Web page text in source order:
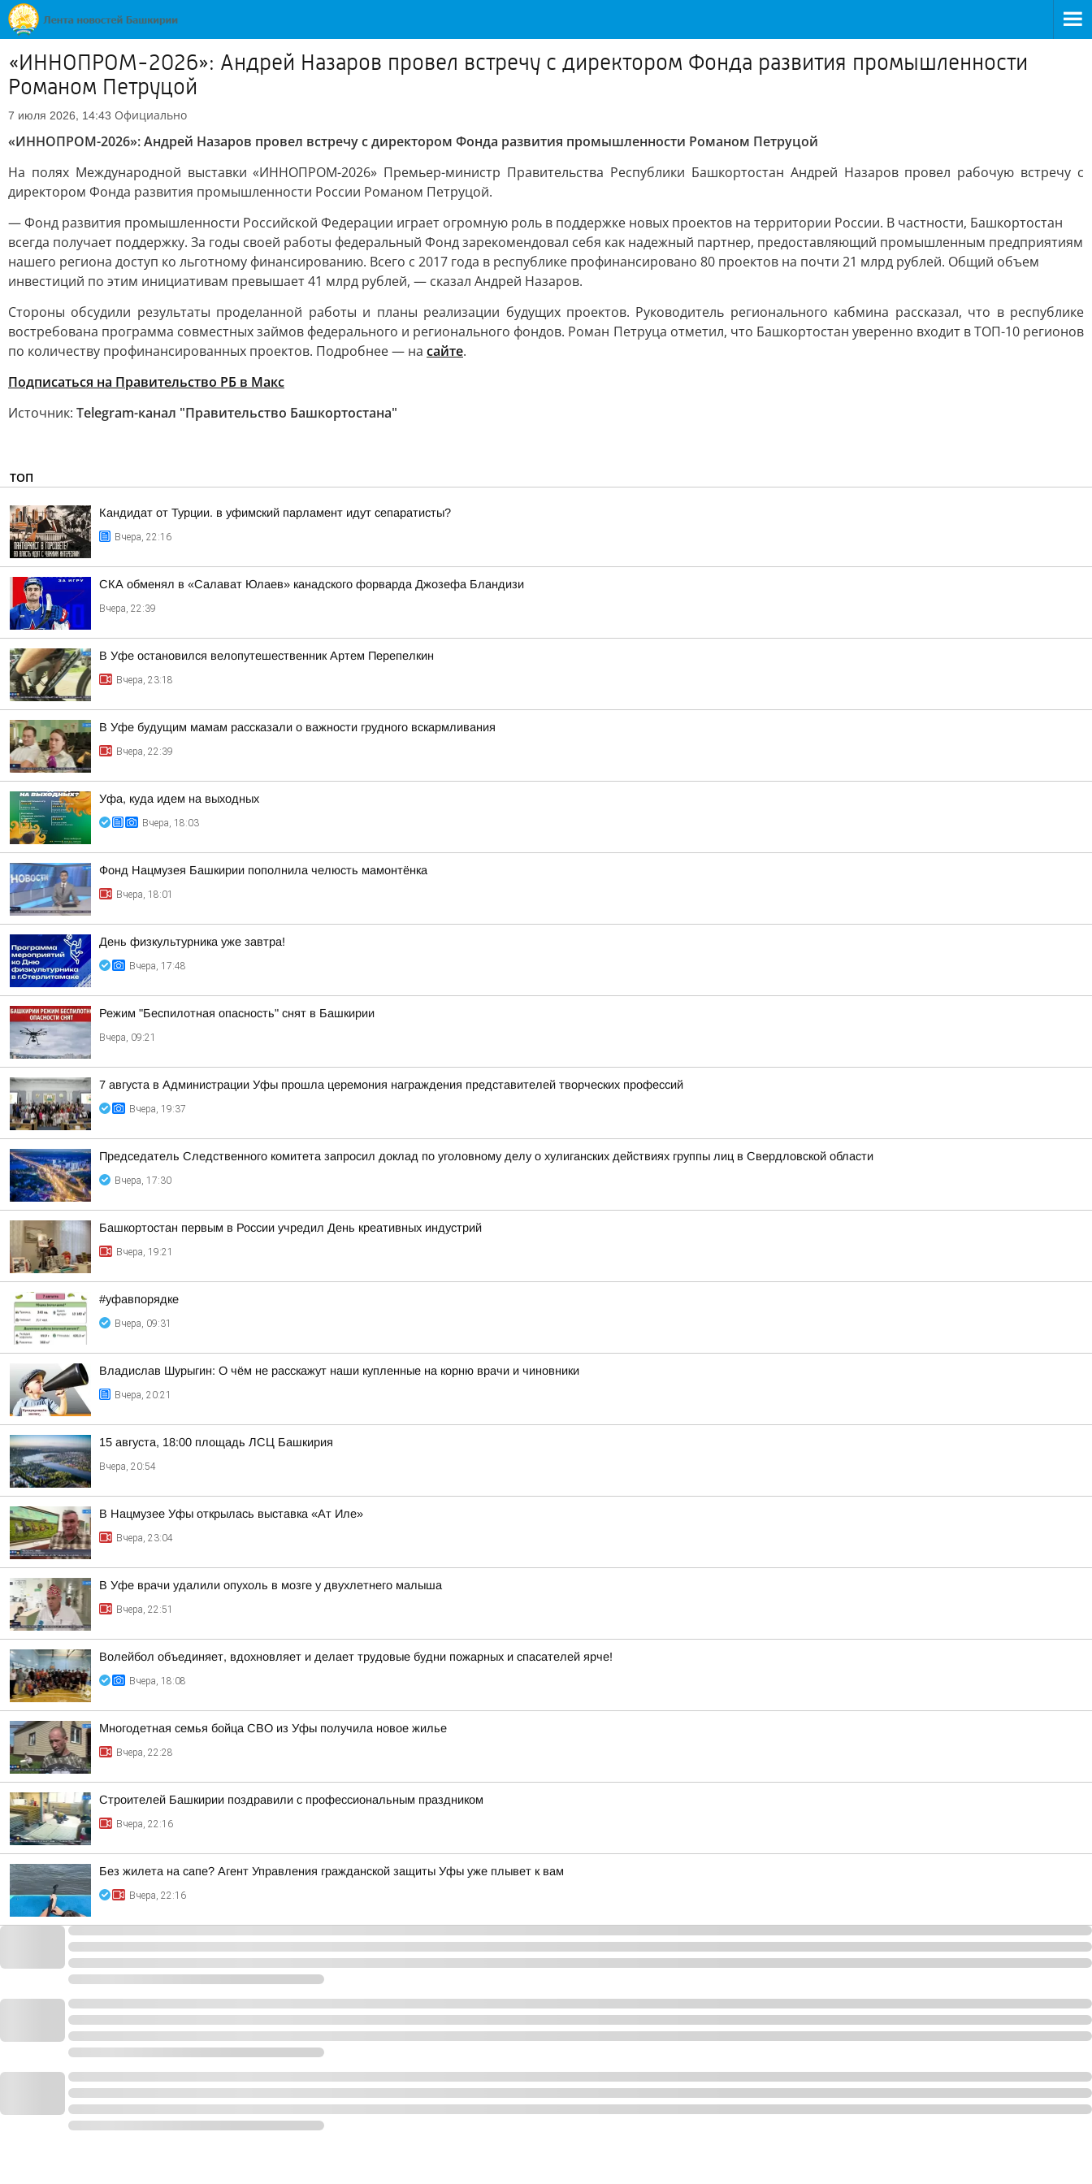
«ИННОПРОМ-2026»: Андрей Назаров провел встречу с директором Фонда развития промышленности
Романом Петруцой
7 июля 2026, 14:43 Официально
«ИННОПРОМ-2026»: Андрей Назаров провел встречу с директором Фонда развития промышленности Романом Петруцой
На полях Международной выставки «ИННОПРОМ-2026» Премьер-министр Правительства Республики Башкортостан Андрей Назаров провел рабочую встречу с
директором Фонда развития промышленности России Романом Петруцой.
— Фонд развития промышленности Российской Федерации играет огромную роль в поддержке новых проектов на территории России. В частности, Башкортостан
всегда получает поддержку. За годы своей работы федеральный Фонд зарекомендовал себя как надежный партнер, предоставляющий промышленным предприятиям
нашего региона доступ ко льготному финансированию. Всего с 2017 года в республике профинансировано 80 проектов на почти 21 млрд рублей. Общий объем
инвестиций по этим инициативам превышает 41 млрд рублей, — сказал Андрей Назаров.
Стороны обсудили результаты проделанной работы и планы реализации будущих проектов. Руководитель регионального кабмина рассказал, что в республике
востребована программа совместных займов федерального и регионального фондов. Роман Петруца отметил, что Башкортостан уверенно входит в ТОП-10 регионов
по количеству профинансированных проектов. Подробнее — на сайте.
Подписаться на Правительство РБ в Макс
Источник: Telegram-канал "Правительство Башкортостана"
ТОП
Кандидат от Турции. в уфимский парламент идут сепаратисты?
Вчера, 22:16
СКА обменял в «Салават Юлаев» канадского форварда Джозефа Бландизи
Вчера, 22:39
В Уфе остановился велопутешественник Артем Перепелкин
Вчера, 23:18
В Уфе будущим мамам рассказали о важности грудного вскармливания
Вчера, 22:39
Уфа, куда идем на выходных
Вчера, 18:03
Фонд Нацмузея Башкирии пополнила челюсть мамонтёнка
Вчера, 18:01
День физкультурника уже завтра!
Вчера, 17:48
Режим "Беспилотная опасность" снят в Башкирии
Вчера, 09:21
7 августа в Администрации Уфы прошла церемония награждения представителей творческих профессий
Вчера, 19:37
Председатель Следственного комитета запросил доклад по уголовному делу о хулиганских действиях группы лиц в Свердловской области
Вчера, 17:30
Башкортостан первым в России учредил День креативных индустрий
Вчера, 19:21
#уфавпорядке
Вчера, 09:31
Владислав Шурыгин: О чём не расскажут наши купленные на корню врачи и чиновники
Вчера, 20:21
15 августа, 18:00 площадь ЛСЦ Башкирия
Вчера, 20:54
В Нацмузее Уфы открылась выставка «Ат Иле»
Вчера, 23:04
В Уфе врачи удалили опухоль в мозге у двухлетнего малыша
Вчера, 22:51
Волейбол объединяет, вдохновляет и делает трудовые будни пожарных и спасателей ярче!
Вчера, 18:08
Многодетная семья бойца СВО из Уфы получила новое жилье
Вчера, 22:28
Строителей Башкирии поздравили с профессиональным праздником
Вчера, 22:16
Без жилета на сапе? Агент Управления гражданской защиты Уфы уже плывет к вам
Вчера, 22:16